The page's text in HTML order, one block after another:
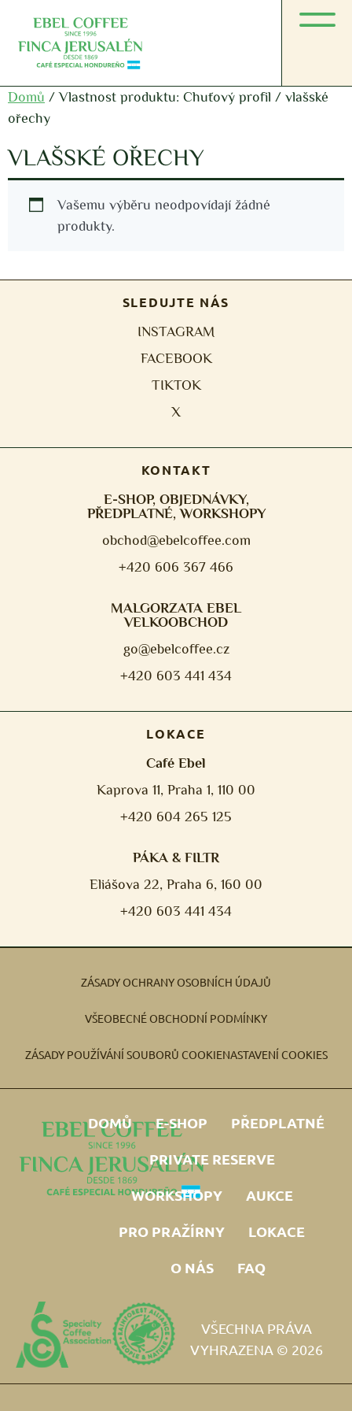
Domů / Vlastnost produktu: Chuťový profil / vlašské
ořechy
VLAŠSKÉ OŘECHY
Vašemu výběru neodpovídají žádné
produkty.
SLEDUJTE NÁS
INSTAGRAM
FACEBOOK
TIKTOK
X
KONTAKT
E-SHOP, OBJEDNÁVKY,
PŘEDPLATNÉ, WORKSHOPY
obchod@ebelcoffee.com
+420 606 367 466
MALGORZATA EBEL
VELKOOBCHOD
go@ebelcoffee.cz
+420 603 441 434
LOKACE
Café Ebel
Kaprova 11, Praha 1, 110 00
+420 604 265 125
PÁKA & FILTR
Eliášova 22, Praha 6, 160 00
+420 603 441 434
ZÁSADY OCHRANY OSOBNÍCH ÚDAJŮ
VŠEOBECNÉ OBCHODNÍ PODMÍNKY
ZÁSADY POUŽÍVÁNÍ SOUBORŮ COOKIENASTAVENÍ COOKIES
DOMŮ E-SHOP
PŘEDPLATNÉ
PRIVATE RESERVE
WORKSHOPY
AUKCE
PRO PRAŽÍRNY
LOKACE
O NÁS
FAQ
VŠECHNA PRÁVA
VYHRAZENA © 2026